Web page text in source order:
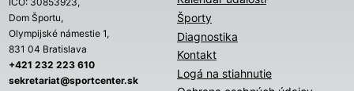
Dom Športu,
Olympijské námestie 1,
831 04 Bratislava
+421 232 223 610
sekretariat@sportcenter.sk
Športy
Diagnostika
Kontakt
Logá na stiahnutie